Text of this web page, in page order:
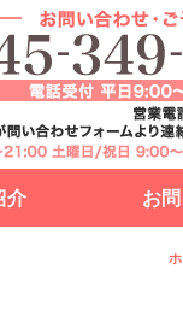
ならエム
介 お